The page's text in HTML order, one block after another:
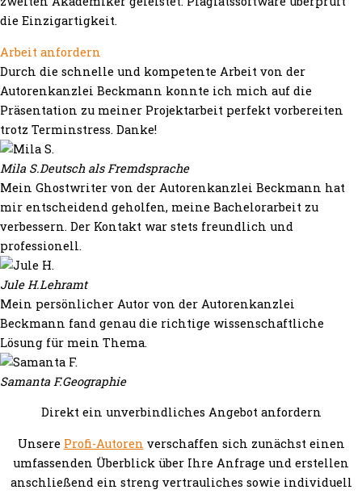
die Einzigartigkeit.
Arbeit anfordern
Durch die schnelle und kompetente Arbeit von der
Autorenkanzlei Beckmann konnte ich mich auf die
Präsentation zu meiner Projektarbeit perfekt vorbereiten
trotz Terminstress. Danke!
Mila S.Deutsch als Fremdsprache
Mein Ghostwriter von der Autorenkanzlei Beckmann hat
mir entscheidend geholfen, meine Bachelorarbeit zu
verbessern. Der Kontakt war stets freundlich und
professionell.
Jule H.Lehramt
Mein persönlicher Autor von der Autorenkanzlei
Beckmann fand genau die richtige wissenschaftliche
Lösung für mein Thema.
Samanta F.Geographie
Direkt ein unverbindliches Angebot anfordern
Unsere Profi-Autoren verschaffen sich zunächst einen
umfassenden Überblick über Ihre Anfrage und erstellen
anschließend ein streng vertrauliches sowie individuell